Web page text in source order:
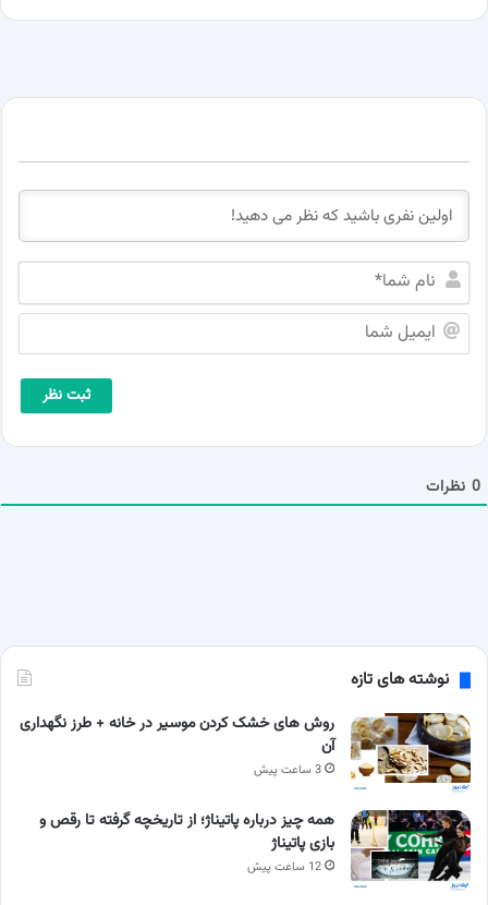
م
م
م
0 نظرات
نوشته های تازه
روش های خشک کردن موسیر در خانه + طرز نگهداری
آن
3 ساعت پیش
همه چیز درباره پاتیناژ؛ از تاریخچه گرفته تا رقص و
بازی پاتیناژ
12 ساعت پیش